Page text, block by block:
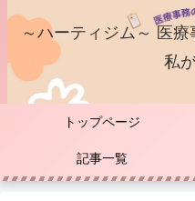
～ハーティジム～ 医
私
トップページ
記事一覧